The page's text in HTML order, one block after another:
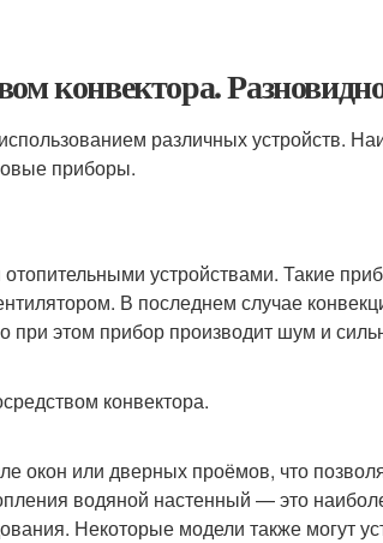
конвектора.
различных устройств.
приборы.
устройствами. Такие
В последнем случае
при этом прибор производит шум и
окон или дверных проёмов, что
водяной настенный — это
Некоторые модели также могут